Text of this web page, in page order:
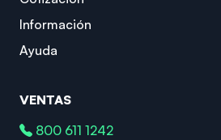
Información
Ayuda
VENTAS
800 611 1242